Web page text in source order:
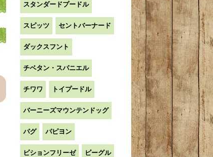
スタンダードプードル
スピッツ セントバーナード
ダックスフント
チベタン・スパニエル
チワワ トイプードル
バーニーズマウンテンドッグ
パグ パピヨン
ビションフリーゼ ビーグル